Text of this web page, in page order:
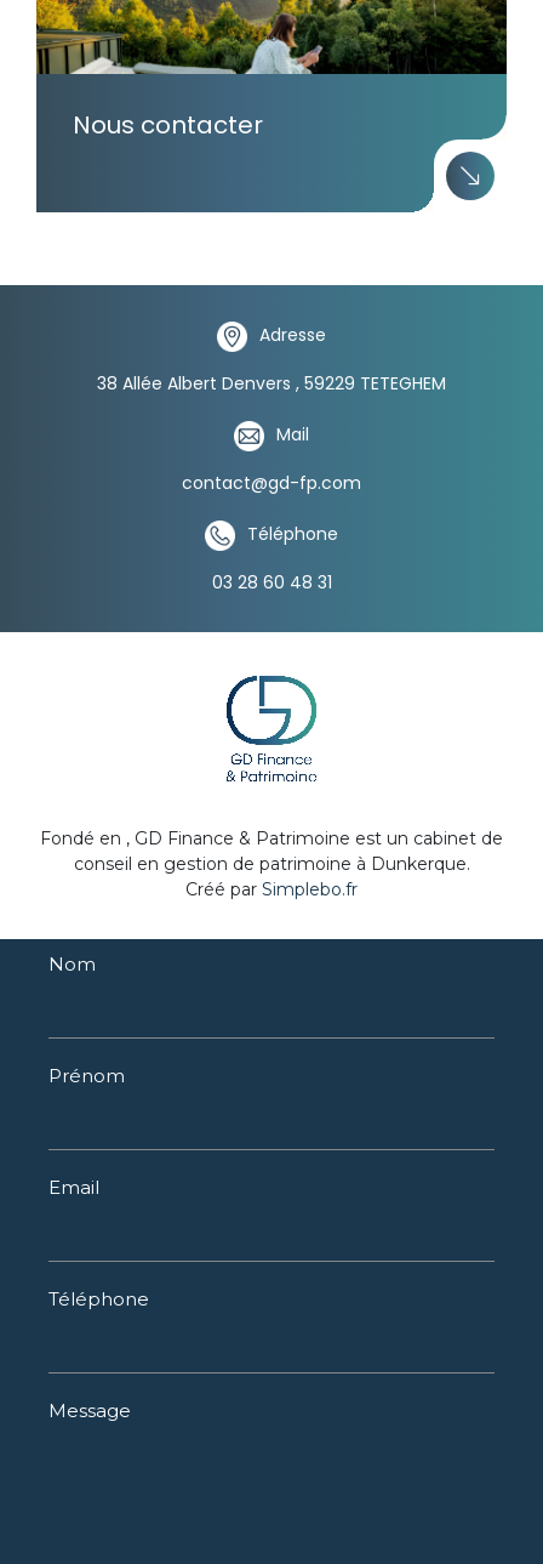
Nous contacter
Adresse
38 Allée Albert Denvers , 59229 TETEGHEM
Mail
contact@gd-fp.com
Téléphone
03 28 60 48 31
Fondé en , GD Finance & Patrimoine est un cabinet de
conseil en gestion de patrimoine à Dunkerque.
Créé par Simplebo.fr
Nom
Prénom
Email
Téléphone
Message